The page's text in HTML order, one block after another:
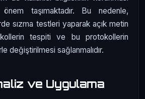
önem taşımaktadır. Bu nedenle,
sızma testleri yaparak açık metin
tespiti ve bu protokollerin
değiştirilmesi sağlanmalıdır.
ve Uygulama